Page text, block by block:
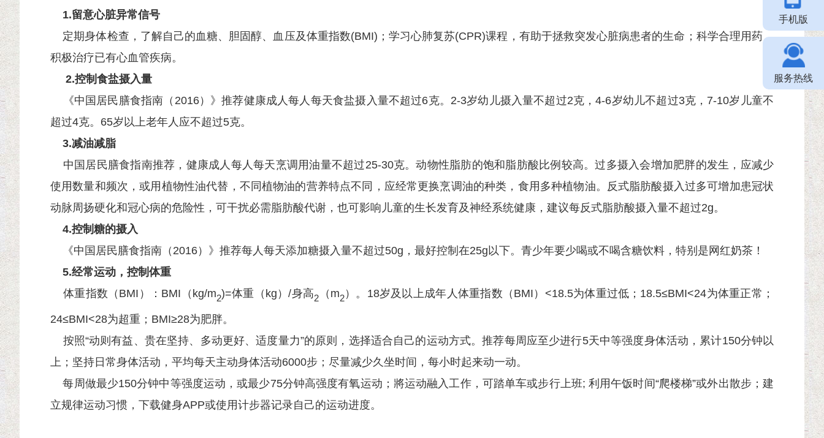
1.留意心脏异常信号
定期身体检查，了解自己的血糖、胆固醇、血压及体重指数(BMI)；学习心肺复苏(CPR)课程，有助于拯救突发心脏病患者的生命；科学合理用药，
积极治疗已有心血管疾病。
2.控制食盐摄入量
《中国居民膳食指南（2016）》推荐健康成人每人每天食盐摄入量不超过6克。2-3岁幼儿摄入量不超过2克，4-6岁幼儿不超过3克，7-10岁儿童不
超过4克。65岁以上老年人应不超过5克。
3.减油减脂
中国居民膳食指南推荐，健康成人每人每天烹调用油量不超过25-30克。动物性脂肪的饱和脂肪酸比例较高。过多摄入会增加肥胖的发生，应减少
使用数量和频次，或用植物性油代替，不同植物油的营养特点不同，应经常更换烹调油的种类，食用多种植物油。反式脂肪酸摄入过多可增加患冠状
动脉周扬硬化和冠心病的危险性，可干扰必需脂肪酸代谢，也可影响儿童的生长发育及神经系统健康，建议每反式脂肪酸摄入量不超过2g。
4.控制糖的摄入
《中国居民膳食指南（2016）》推荐每人每天添加糖摄入量不超过50g，最好控制在25g以下。青少年要少喝或不喝含糖饮料，特别是网红奶茶！
5.经常运动，控制体重
体重指数（BMI）：BMI（kg/m2)=体重（kg）/身高2 （m2）。18岁及以上成年人体重指数（BMI）<18.5为体重过低；18.5≤BMI<24为体重正常；
24≤BMI<28为超重；BMI≥28为肥胖。
按照“动则有益、贵在坚持、多动更好、适度量力”的原则，选择适合自己的运动方式。推荐每周应至少进行5天中等强度身体活动，累计150分钟以
上；坚持日常身体活动，平均每天主动身体活动6000步；尽量减少久坐时间，每小时起来动一动。
每周做最少150分钟中等强度运动，或最少75分钟高强度有氧运动；將运动融入工作，可踏单车或步行上班; 利用午饭时间“爬楼梯”或外出散步；建
立规律运动习惯，下载健身APP或使用计步器记录自己的运动进度。
手机版
服务热线